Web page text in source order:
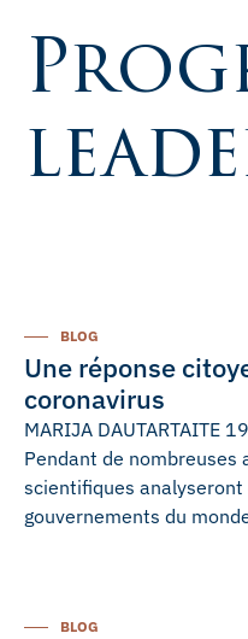
BLOG
Une réponse
coronavirus
MARIJA DAUTARTAITE
Pendant de nombreuses
scientifiques
gouvernements du
BLOG